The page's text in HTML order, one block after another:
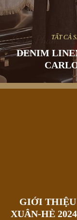
DENIM
TẤT CẢ
GIỚI THIỆU
XUÂN-HÈ